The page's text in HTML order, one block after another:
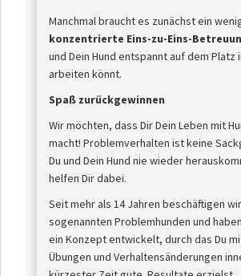
Manchmal braucht es zunächst ein
konzentrierte Eins-zu-Eins-
und Dein Hund entspannt auf dem Platz
arbeiten könnt.
Spaß zurückgewinnen
Wir möchten, dass Dir Dein Leben mit
macht! Problemverhalten ist keine
Du und Dein Hund nie wieder
helfen Dir dabei.
Seit mehr als 14 Jahren beschäftigen
sogenannten Problemhunden und
ein Konzept entwickelt, durch das Du
Übungen und Verhaltensänderungen